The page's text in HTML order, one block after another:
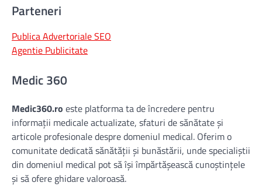
Parteneri
Publica Advertoriale SEO
Agentie Publicitate
Medic 360
Medic360.ro este platforma ta de încredere pentru
informații medicale actualizate, sfaturi de sănătate și
articole profesionale despre domeniul medical. Oferim o
comunitate dedicată sănătății și bunăstării, unde specialiștii
din domeniul medical pot să își împărtășească cunoștințele
și să ofere ghidare valoroasă.